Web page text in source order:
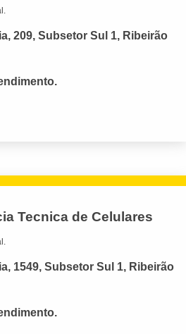
209, Subsetor Sul 1, Ribeirão
Tecnica de Celulares
1549, Subsetor Sul 1, Ribeirão